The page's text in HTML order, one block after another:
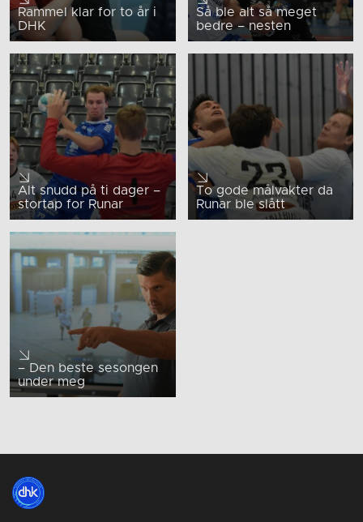
Rammel klar for to år i
DHK
Så ble alt så meget
bedre – nesten
Alt snudd på ti dager –
stortap for Runar
To gode målvakter da
Runar ble slått
– Den beste sesongen
under meg